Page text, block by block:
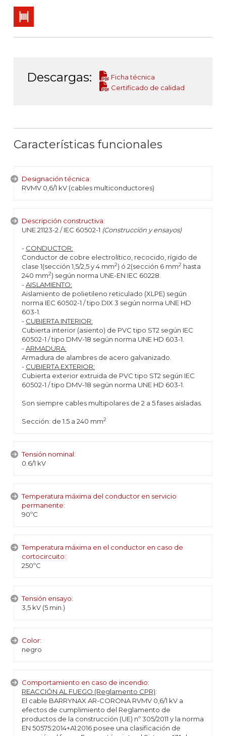
Bobina
Descargas:
Ficha técnica
Certificado de calidad
Características funcionales
Designación técnica:
RVMV 0,6/1 kV (cables multiconductores)
Descripción constructiva:
UNE 21123-2 / IEC 60502-1 (Construcción y ensayos)
- CONDUCTOR:
Conductor de cobre electrolítico, recocido, rígido de
clase 1(sección 1,5/2,5 y 4 mm2) ó 2(sección 6 mm2 hasta
240 mm2) según norma UNE-EN IEC 60228.
-AISLAMIENTO:
Aislamiento de polietileno reticulado (XLPE) según
norma IEC 60502-1 / tipo DIX 3 según norma UNE HD
603-1.
- CUBIERTA INTERIOR:
Cubierta interior (asiento) de PVC tipo ST2 según IEC
60502-1 / tipo DMV-18 según norma UNE HD 603-1.
-ARMADURA:
Armadura de alambres de acero galvanizado.
- CUBIERTA EXTERIOR:
Cubierta exterior extruida de PVC tipo ST2 según IEC
60502-1 / tipo DMV-18 según norma UNE HD 603-1.
Son siempre cables multipolares de 2 a 5 fases aisladas.
Sección: de 1.5 a 240 mm2
Tensión nominal:
0.6/1 kV
Temperatura máxima del conductor en servicio
permanente:
90ºC
Temperatura máxima en el conductor en caso de
cortocircuito:
250ºC
Tensión ensayo:
3,5 kV (5 min.)
Color:
negro
Comportamiento en caso de incendio:
REACCIÓN AL FUEGO (Reglamento CPR):
El cable BARRYNAX AR-CORONA RVMV 0,6/1 kV a
efectos de cumplimiento del Reglamento de
productos de la construcción (UE) nº 305/2011 y la norma
EN 50575:2014+A1:2016 posee una clasificación de